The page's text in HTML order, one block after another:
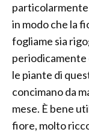
in modo che la
fogliame sia
periodicamente
le piante di
concimano da
mese. È bene
fiore, molto